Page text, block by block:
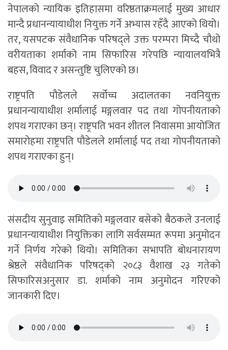
नेपालको न्यायिक इतिहासमा वरिष्ठताक्रमलाई मुख्य आधार
मान्दै प्रधानन्यायाधीश नियुक्त गर्ने अभ्यास रहँदै आएको थियो।
तर, यसपटक संवैधानिक परिषद्ले उक्त परम्परा मिच्दै चौथो
वरीयताका शर्माको नाम सिफारिस गरेपछि न्यायालयभित्रै
बहस, विवाद र असन्तुष्टि चुलिएको छ।
राष्ट्रपति पौडेलले सर्वोच्च अदालतका नवनियुक्त
प्रधानन्यायाधीश शर्मालाई मङ्गलवार पद तथा गोपनीयताको
शपथ गराएका छन्। राष्ट्रपति भवन शीतल निवासमा आयोजित
समारोहमा राष्ट्रपति पौडेलले शर्मालाई पद तथा गोपनीयताको
शपथ गराएका हुन्।
संसदीय सुनुवाइ समितिको मङ्गलवार बसेको बैठकले उनलाई
प्रधानन्यायाधीश नियुक्तिका लागि सर्वसम्मत रूपमा अनुमोदन
गर्ने निर्णय गरेको थियो। समितिका सभापति बोधनारायण
श्रेष्ठले संवैधानिक परिषद्को २०८३ वैशाख २३ गतेको
सिफारिसअनुसार डा. शर्माको नाम अनुमोदन गरिएको
जानकारी दिए।